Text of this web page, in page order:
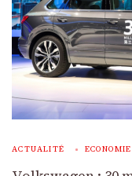
ACTUALITÉ ECONOMIE